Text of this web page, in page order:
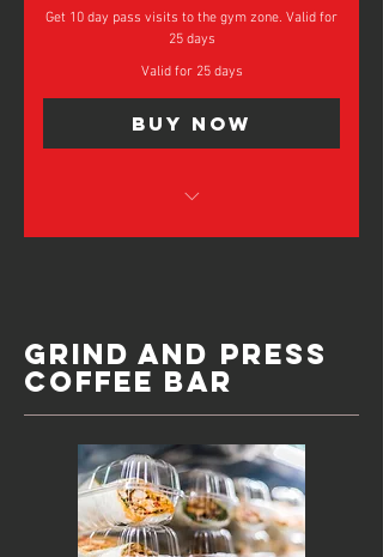
Get 10 day pass visits to the gym zone. Valid for
25 days
Valid for 25 days
Buy Now
Grind and Press
Coffee Bar